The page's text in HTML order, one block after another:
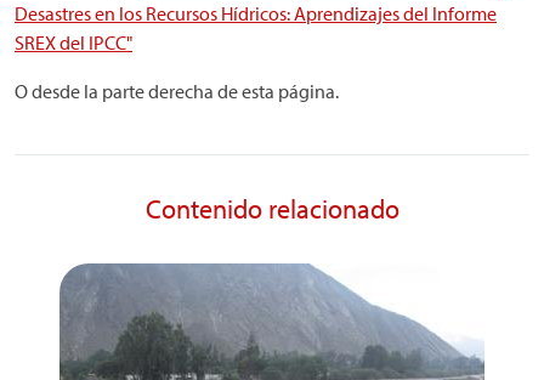
Desastres en los Recursos Hídricos: Aprendizajes del Informe
SREX del IPCC"
O desde la parte derecha de esta página.
Contenido relacionado